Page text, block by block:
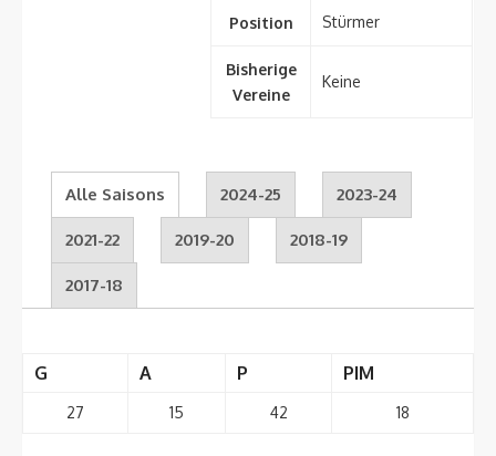
Position Stürmer
Bisherige
Vereine
Keine
Alle Saisons 2024-25 2023-24
2021-22 2019-20 2018-19
2017-18
G A P PIM
27 15 42 18